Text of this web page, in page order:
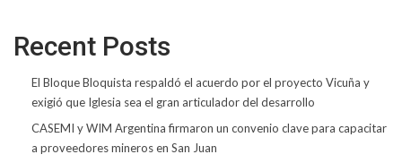
Recent Posts
El Bloque Bloquista respaldó el acuerdo por el proyecto Vicuña y
exigió que Iglesia sea el gran articulador del desarrollo
CASEMI y WIM Argentina firmaron un convenio clave para capacitar
a proveedores mineros en San Juan